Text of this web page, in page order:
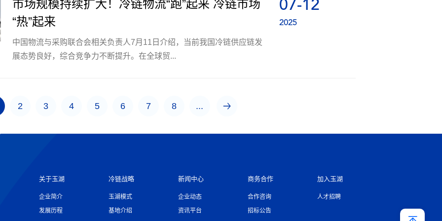
07-12
2025
市场规模持续扩大！冷链物流“跑”起来 冷链市场
“热”起来
中国物流与采购联合会相关负责人7月11日介绍，当前我国冷链供应链发
展态势良好，综合竞争力不断提升。在全球贸...
2 3 4 5 6 7 8 ...
关于玉湖
企业简介
发展历程
冷链战略
玉湖模式
基地介绍
新闻中心
企业动态
资讯平台
商务合作
合作咨询
招标公告
加入玉湖
人才招聘